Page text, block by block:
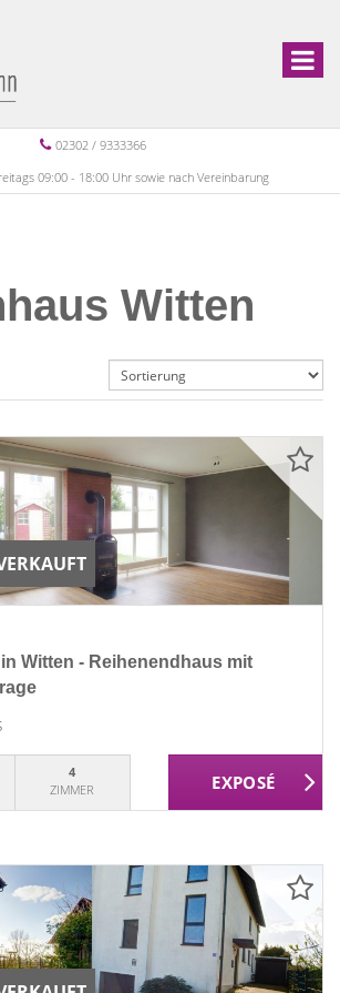
02302 / 9333366
09:00 - 18:00 Uhr sowie nach Vereinbarung
Witten
Witten - Reihenendhaus mit
4
ZIMMER